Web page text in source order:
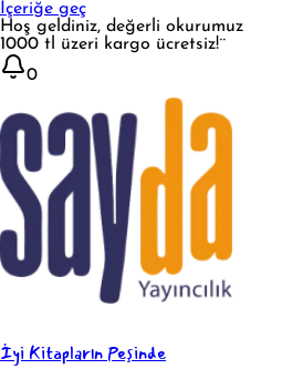
İçeriğe geç
Hoş geldiniz, değerli okurumuz
1000 tl üzeri kargo ücretsiz!¨
0
İyi Kitapların Peşinde